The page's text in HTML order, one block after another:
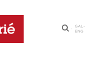
·
GAL-
ENG